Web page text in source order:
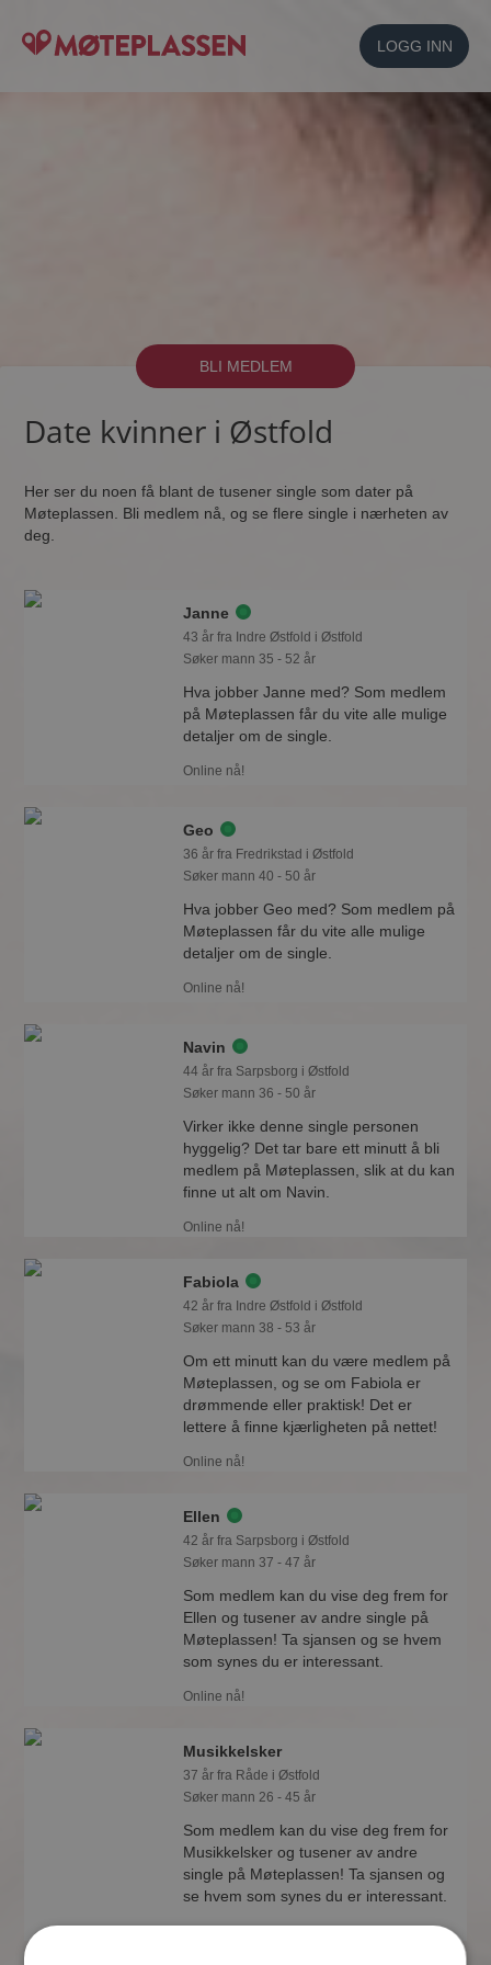
LOGG INN
BLI MEDLEM
Date kvinner i Østfold
Her ser du noen få blant de tusener single som dater på
Møteplassen. Bli medlem nå, og se flere single i nærheten av
deg.
Janne
43 år fra Indre Østfold i Østfold
Søker mann 35 - 52 år
Hva jobber Janne med? Som medlem
på Møteplassen får du vite alle mulige
detaljer om de single.
Online nå!
Geo
36 år fra Fredrikstad i Østfold
Søker mann 40 - 50 år
Hva jobber Geo med? Som medlem på
Møteplassen får du vite alle mulige
detaljer om de single.
Online nå!
Navin
44 år fra Sarpsborg i Østfold
Søker mann 36 - 50 år
Virker ikke denne single personen
hyggelig? Det tar bare ett minutt å bli
medlem på Møteplassen, slik at du kan
finne ut alt om Navin.
Online nå!
Fabiola
42 år fra Indre Østfold i Østfold
Søker mann 38 - 53 år
Om ett minutt kan du være medlem på
Møteplassen, og se om Fabiola er
drømmende eller praktisk! Det er
lettere å finne kjærligheten på nettet!
Online nå!
Ellen
42 år fra Sarpsborg i Østfold
Søker mann 37 - 47 år
Som medlem kan du vise deg frem for
Ellen og tusener av andre single på
Møteplassen! Ta sjansen og se hvem
som synes du er interessant.
Online nå!
Musikkelsker
37 år fra Råde i Østfold
Søker mann 26 - 45 år
Som medlem kan du vise deg frem for
Musikkelsker og tusener av andre
single på Møteplassen! Ta sjansen og
se hvem som synes du er interessant.